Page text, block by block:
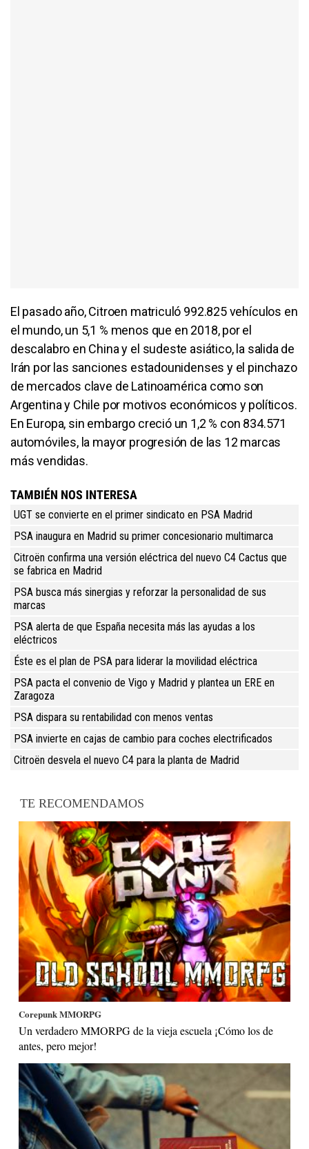
El pasado año, Citroen matriculó 992.825 vehículos en
el mundo, un 5,1 % menos que en 2018, por el
descalabro en China y el sudeste asiático, la salida de
Irán por las sanciones estadounidenses y el pinchazo
de mercados clave de Latinoamérica como son
Argentina y Chile por motivos económicos y políticos.
En Europa, sin embargo creció un 1,2 % con 834.571
automóviles, la mayor progresión de las 12 marcas
más vendidas.
TAMBIÉN NOS INTERESA
UGT se convierte en el primer sindicato en PSA Madrid
PSA inaugura en Madrid su primer concesionario multimarca
Citroën confirma una versión eléctrica del nuevo C4 Cactus que
se fabrica en Madrid
PSA busca más sinergias y reforzar la personalidad de sus
marcas
PSA alerta de que España necesita más las ayudas a los
eléctricos
Éste es el plan de PSA para liderar la movilidad eléctrica
PSA pacta el convenio de Vigo y Madrid y plantea un ERE en
Zaragoza
PSA dispara su rentabilidad con menos ventas
PSA invierte en cajas de cambio para coches electrificados
Citroën desvela el nuevo C4 para la planta de Madrid
TE RECOMENDAMOS
Corepunk MMORPG
Un verdadero MMORPG de la vieja escuela ¡Cómo los de
antes, pero mejor!